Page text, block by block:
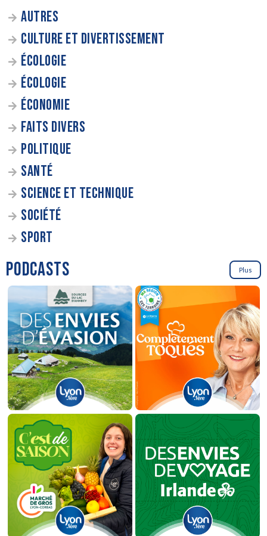
AUTRES
CULTURE ET DIVERTISSEMENT
ÉCOLOGIE
ÉCOLOGIE
ÉCONOMIE
FAITS DIVERS
POLITIQUE
SANTÉ
SCIENCE ET TECHNIQUE
SOCIÉTÉ
SPORT
PODCASTS Plus